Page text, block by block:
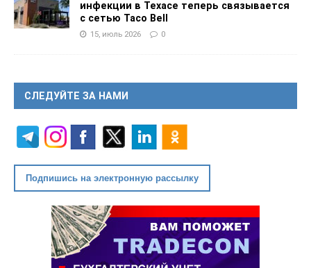
инфекции в Техасе теперь связывается
с сетью Taco Bell
15, июль 2026 0
СЛЕДУЙТЕ ЗА НАМИ
Подпишись на электронную рассылку